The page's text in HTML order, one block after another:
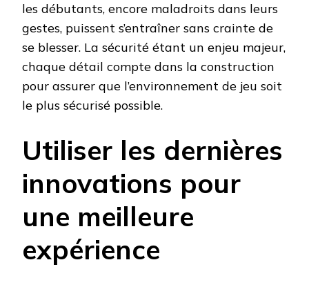
les débutants, encore maladroits dans leurs
gestes, puissent s’entraîner sans crainte de
se blesser. La sécurité étant un enjeu majeur,
chaque détail compte dans la construction
pour assurer que l’environnement de jeu soit
le plus sécurisé possible.
Utiliser les dernières
innovations pour
une meilleure
expérience